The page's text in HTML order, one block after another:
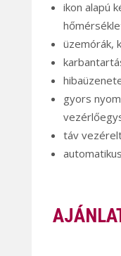
ikon alapú
üzemórák,
gyors
táv